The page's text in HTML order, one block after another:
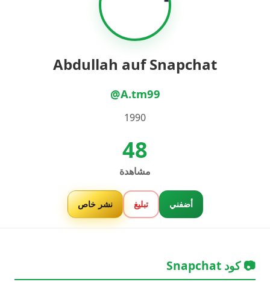
Abdullah auf Snapchat
@A.tm99
1990
48
مشاهدة
أضفني تبليغ نشر خاص
📷 كود Snapchat